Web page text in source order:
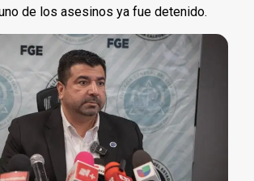
de los asesinos ya fue detenido.